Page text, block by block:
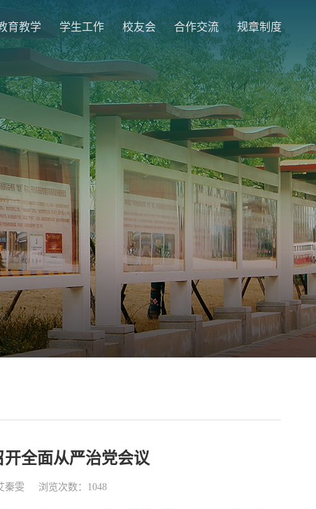
育教学 学生工作 校友会 合作交流 规章制度
全面从严治党会议
秦雯 浏览次数：1048